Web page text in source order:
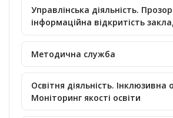
Управлінська діяльність.
інформаційна відкритість
Методична служба
Освітня діяльність. Інклюзивна
Моніторинг якості освіти